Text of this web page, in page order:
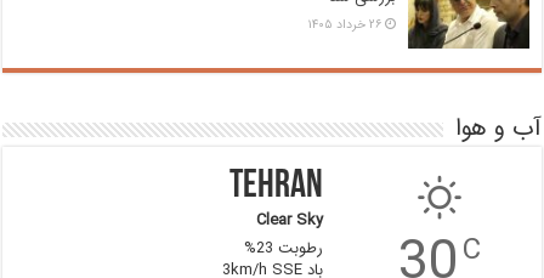
۲۶ خرداد ۱۴۰۵
آب و هوا
C
Tehran
Clear Sky
رطوبت 23%
باد 3km/h SSE